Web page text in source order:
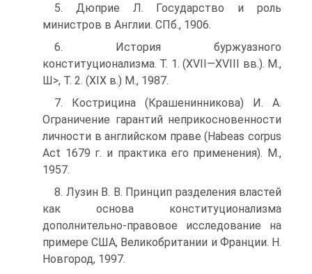
5. Дюприе Л. Государство и роль
министров в Англии. СПб., 1906.
6. История буржуазного
конституционализма. Т. 1. (XVII—XVIII вв.). М.,
Ш>, Т. 2. (XIX в.) М., 1987.
7. Кострицина (Крашенинникова) И. А.
Ограничение гарантий неприкосновенности
личности в английском праве (Habeas corpus
Act 1679 г. и практика его применения). М.,
1957.
8. Лузин В. В. Принцип разделения властей
как основа конституционализма
дополнительно-правовое исследование на
примере США, Великобритании и Франции. Н.
Новгород, 1997.